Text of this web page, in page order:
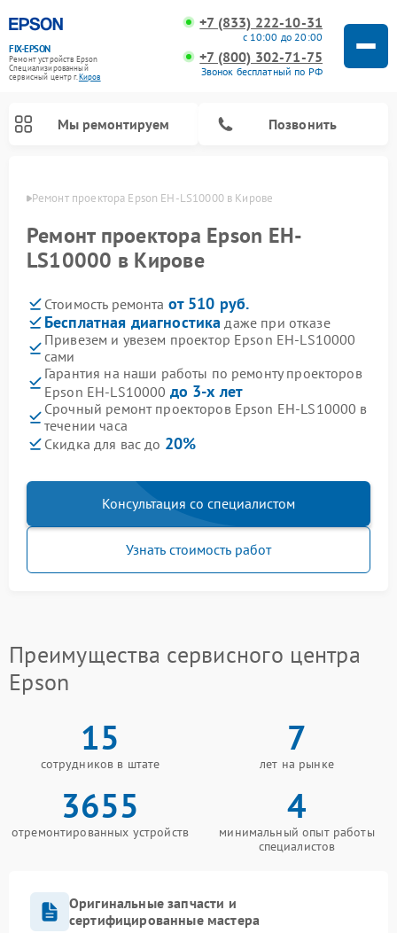
FIX-EPSON
Ремонт устройств Epson
Специализированный
cервисный центр г.Киров
+7 (833) 222-10-31
с 10:00 до 20:00
+7 (800) 302-71-75
Звонок бесплатный по РФ
Мы ремонтируем Позвонить
Ремонт проектора Epson EH-LS10000 в Кирове
Ремонт проектора Epson EH-
LS10000 в Кирове
Стоимость ремонта от 510 руб.
Бесплатная диагностика даже при отказе
Привезем и увезем проектор Epson EH-LS10000
сами
Гарантия на наши работы по ремонту проекторов
Epson EH-LS10000 до 3-х лет
Срочный ремонт проекторов Epson EH-LS10000 в
течении часа
Скидка для вас до 20%
Консультация со специалистом
Узнать стоимость работ
Преимущества сервисного центра
Epson
15
сотрудников в штате
7
лет на рынке
3655
отремонтированных устройств
4
минимальный опыт работы
специалистов
Оригинальные запчасти и
сертифицированные мастера